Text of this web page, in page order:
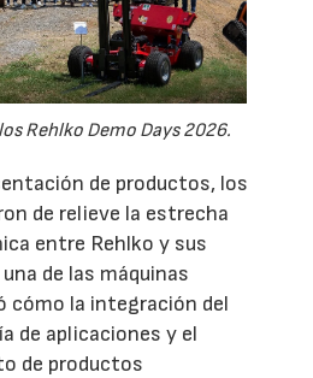
Rehlko Demo Days 2026.
de productos, los
de relieve la estrecha
entre Rehlko y sus
de las máquinas
cómo la integración del
de aplicaciones y el
de productos